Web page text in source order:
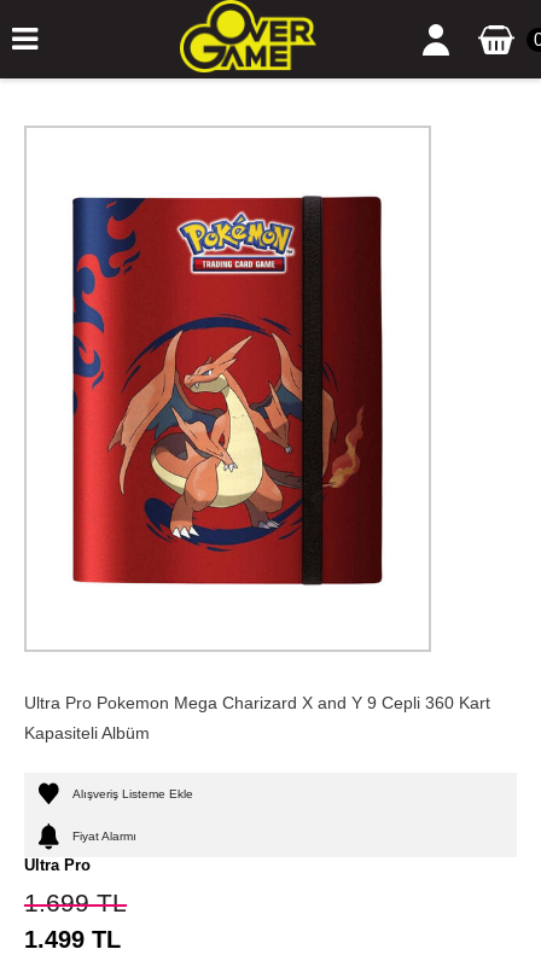
Ultra Pro Pokemon Mega Charizard X and Y 9 Cepli 360 Kart
Kapasiteli Albüm
Alışveriş Listeme Ekle
Fiyat Alarmı
Ultra Pro
1.699TL
1.499 TL